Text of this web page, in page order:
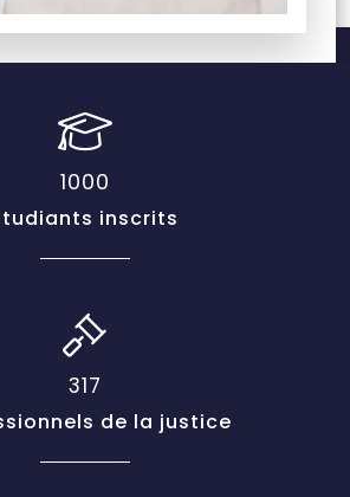
1000
inscrits
317
de la justice